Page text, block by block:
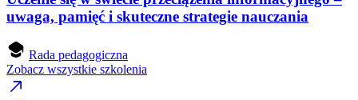
uwaga, pamięć i skuteczne strategie nauczania
Rada pedagogiczna
Zobacz wszystkie szkolenia